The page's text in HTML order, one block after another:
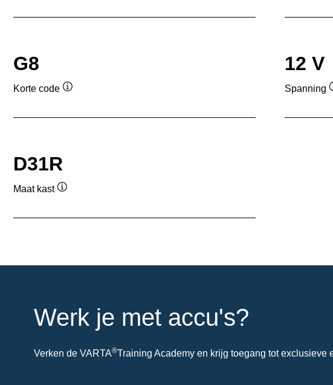
de
G8
Korte code
de
12 V
Spanning
D31R
Maat kast
de
Werk je met accu's?
Verken de VARTA®Training Academy en krijg toegang tot